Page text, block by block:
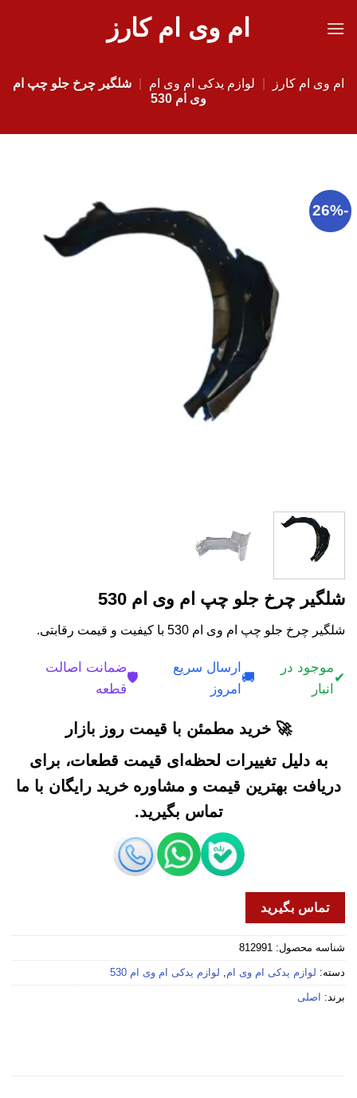
ام وی ام کارز
ام وی ام کارز لوازم یدکی ام وی ام
شلگیر چرخ جلو چپ ام
وی ام 530
-26%
شلگیر چرخ جلو چپ ام وی ام 530
شلگیر چرخ جلو چپ ام وی ام 530 با کیفیت و قیمت رقابتی.
✔
موجود در
انبار
🚚
ارسال سریع
امروز
🛡️
ضمانت اصالت
قطعه
🚀 خرید مطمئن با قیمت روز بازار
به دلیل تغییرات لحظه‌ای قیمت قطعات، برای
دریافت بهترین قیمت و مشاوره خرید رایگان با ما
تماس بگیرید.
تماس بگیرید
شناسه محصول: 812991
دسته: لوازم یدکی ام وی ام, لوازم یدکی ام وی ام 530
برند: اصلی